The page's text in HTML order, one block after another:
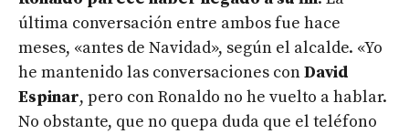
última conversación entre ambos fue hace
meses, «antes de Navidad», según el alcalde. «Yo
he mantenido las conversaciones conDavid
Espinar, pero con Ronaldo no he vuelto a hablar.
No obstante, que no quepa duda que el teléfono